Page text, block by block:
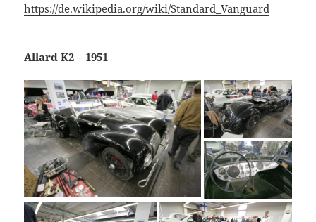
https://de.wikipedia.org/wiki/Standard_Vanguard
Allard K2 – 1951